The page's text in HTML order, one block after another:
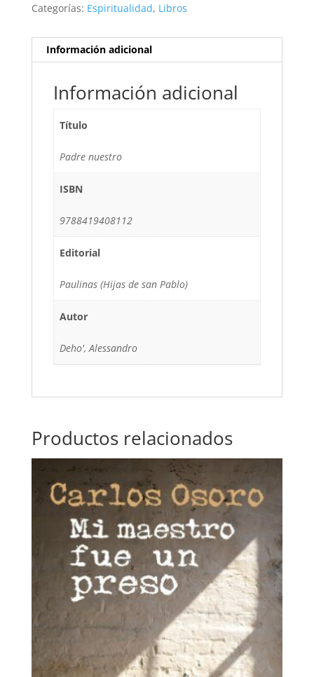
Categorías: Espiritualidad, Libros
Información adicional
Información adicional
Título
Padre nuestro
ISBN
9788419408112
Editorial
Paulinas (Hijas de san Pablo)
Autor
Deho', Alessandro
Productos relacionados